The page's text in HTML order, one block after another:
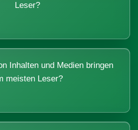
Leser?
Inhalten und Medien bringen
meisten Leser?